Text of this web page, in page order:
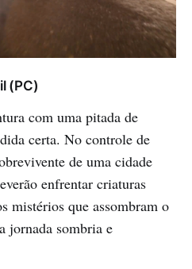
(PC)
com uma pitada de
certa. No controle de
de uma cidade
enfrentar criaturas
mistérios que assombram o
jornada sombria e